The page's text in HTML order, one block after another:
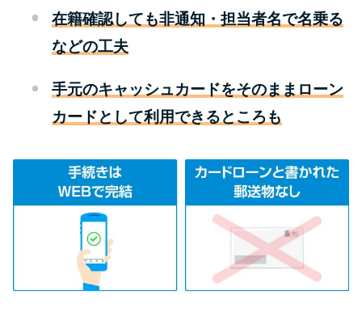
銀行カードローンを選ぶべき4つ
の理由
無利息期間を利用して利息0円で
お金を借りる3つのポイント
その他コラム
今月の家賃払えない…2ヵ月目に
は解決しないと危険な理由と対
在籍確認しても非通知・担当者名で名乗る
などの工夫
手元のキャッシュカードをそのままローン
カードとして利用できるところも